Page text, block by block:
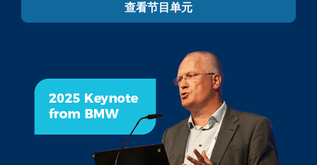
查看节目单元